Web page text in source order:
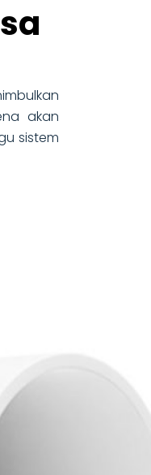
akan
sistem